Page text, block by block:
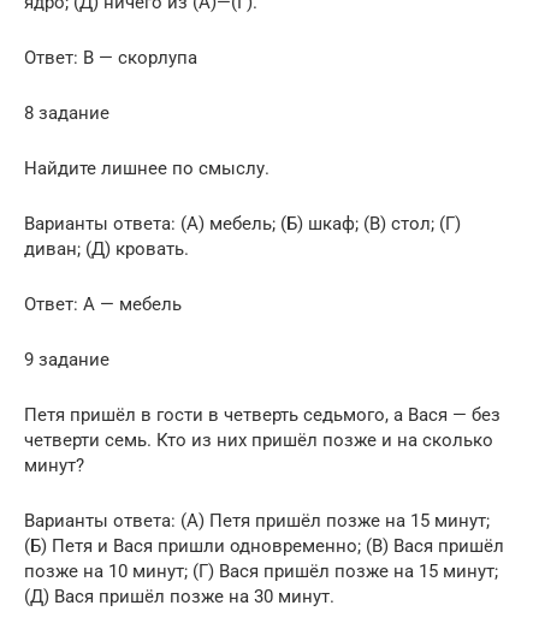
Ответ: В — скорлупа
8 задание
Найдите лишнее по смыслу.
Варианты ответа: (А) мебель; (Б) шкаф; (В) стол; (Г)
диван; (Д) кровать.
Ответ: А — мебель
9 задание
Петя пришёл в гости в четверть седьмого, а Вася — без
четверти семь. Кто из них пришёл позже и на сколько
минут?
Варианты ответа: (А) Петя пришёл позже на 15 минут;
(Б) Петя и Вася пришли одновременно; (В) Вася пришёл
позже на 10 минут; (Г) Вася пришёл позже на 15 минут;
(Д) Вася пришёл позже на 30 минут.